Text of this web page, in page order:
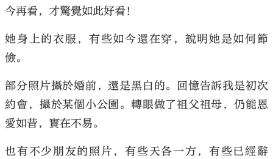
今再看，才驚覺如此好看！
她身上的衣服，有些如今還在穿，說明她是如何節
儉。
部分照片攝於婚前，還是黑白的。回憶告訴我是初次
約會，攝於某個小公園。轉眼做了祖父祖母，仍能恩
愛如昔，實在不易。
也有不少朋友的照片，有些天各一方，有些已經辭